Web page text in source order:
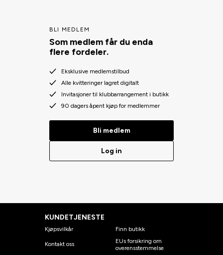
BLI MEDLEM
Som medlem får du enda
flere fordeler.
Eksklusive medlemstilbud
Alle kvitteringer lagret digitalt
Invitasjoner til klubbarrangement i butikk
90 dagers åpent kjøp for medlemmer
Bli medlem
Log in
KUNDETJENESTE
Kjøpsvilkår
Kontakt oss
Finn butikk
EUs forsikring om
overensstemmelse